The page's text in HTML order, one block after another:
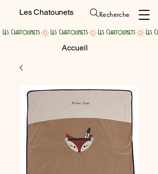
Recherche
Les Chatounets
Accueil
Les Chatounets